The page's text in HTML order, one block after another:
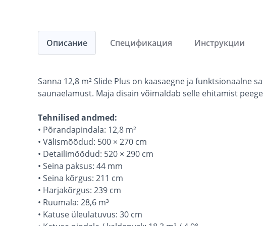
Описание
Sanna 12,8 m² Slide Plus on kaasaegne ja
saunaelamust. Maja disain võimaldab selle ehitamist
Tehnilised andmed:
• Põrandapindala: 12,8 m²
• Välismõõdud: 500 × 270 cm
• Detailimõõdud: 520 × 290 cm
• Seina paksus: 44 mm
• Seina kõrgus: 211 cm
• Harjakõrgus: 239 cm
• Ruumala: 28,6 m³
• Katuse üleulatuvus: 30 cm
Спецификация Инструкции